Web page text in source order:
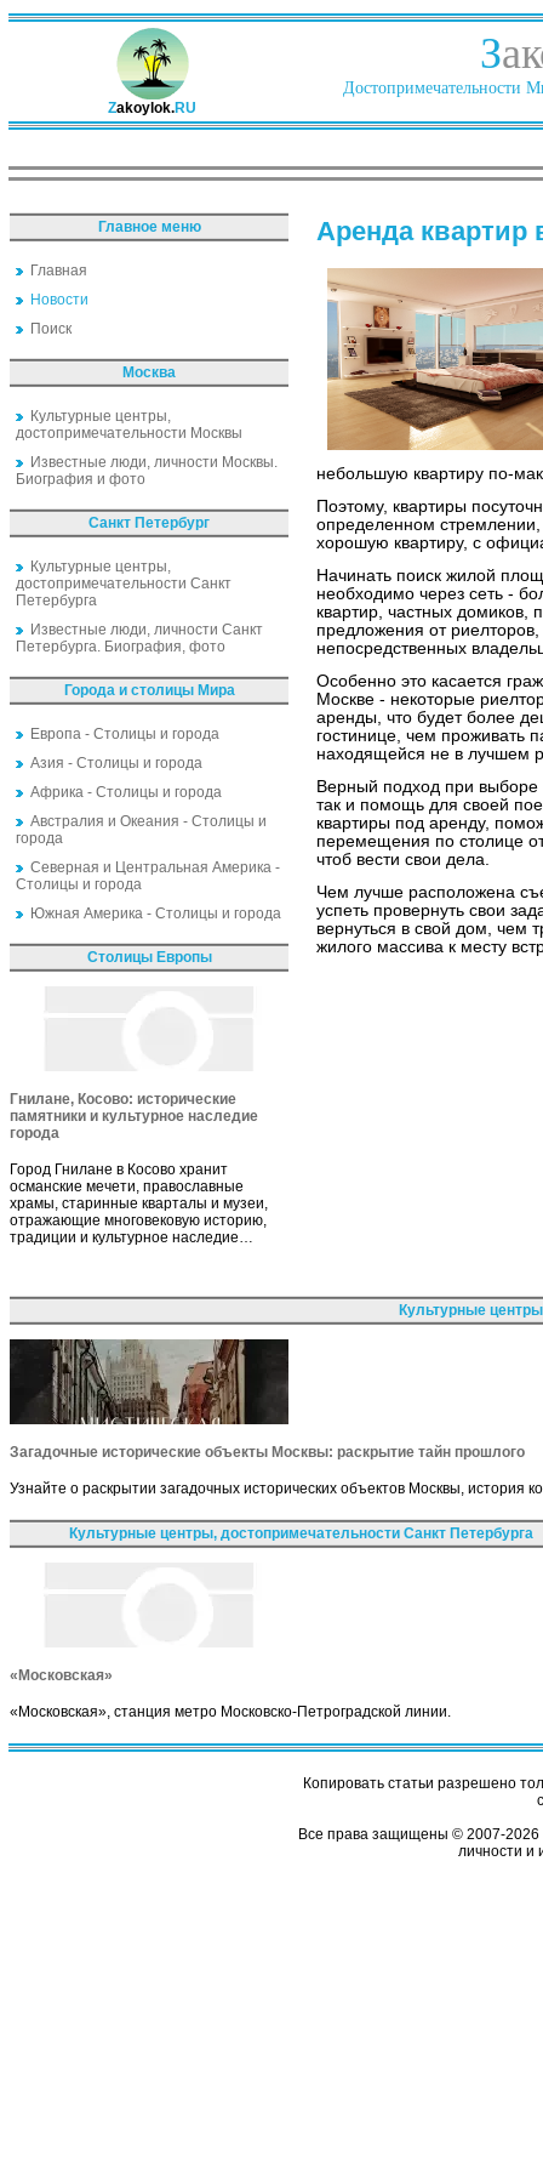
Zakoylok.RU
З
Достопримечательности
Главное меню
Главная
Новости
Поиск
Москва
Культурные центры,
достопримечательности Москвы
Известные люди, личности Москвы.
Биография и фото
Санкт Петербург
Культурные центры,
достопримечательности Санкт
Петербурга
Известные люди, личности Санкт
Петербурга. Биография, фото
Города и столицы Мира
Европа - Столицы и города
Азия - Столицы и города
Африка - Столицы и города
Австралия и Океания - Столицы и
города
Северная и Центральная Америка -
Столицы и города
Южная Америка - Столицы и города
Столицы Европы
Гнилане, Косово: исторические
памятники и культурное наследие
города
Город Гнилане в Косово хранит
османские мечети, православные
храмы, старинные кварталы и музеи,
отражающие многовековую историю,
традиции и культурное наследие…
Аренда квартир
небольшую квартиру по-
Поэтому, квартиры
определенном
хорошую квартиру, с
Начинать поиск жилой
необходимо через сеть -
квартир, частных домиков,
предложения от
непосредственных
Особенно это касается
Москве - некоторые
аренды, что будет более
гостинице, чем проживать
находящейся не в лучшем
Верный подход при выборе
так и помощь для своей
квартиры под аренду,
перемещения по столице
чтоб вести свои дела.
Чем лучше расположена
успеть провернуть свои
вернуться в свой дом, чем
жилого массива к месту
Культурные
Загадочные исторические объекты Москвы: раскрытие тайн прошлого
Узнайте о раскрытии загадочных исторических объектов Москвы, история
Культурные центры, достопримечательности Санкт Петербурга
«Московская»
«Московская», станция метро Московско-Петроградской линии.
Копировать статьи разрешено
Все права защищены © 2007-2026
личности и